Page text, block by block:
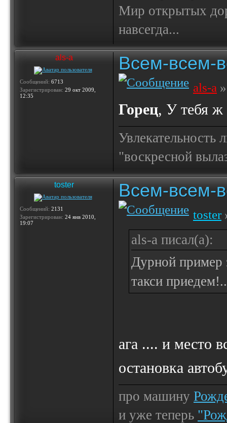
Мир открытых
навсегда...
als-a
Сообщений: 6713
Зарегистрирован: 29 окт 2009,
12:35
Всем-всем-
als-a
Горец, У тебя ж
Увлекательность
"воскресной
toster
Сообщений: 2131
Зарегистрирован: 24 янв 2010,
19:07
Всем-всем-
toster
als-a писал(а):
Дурной пример
такси
ага .... и место
остановка
про машину
и уже теперь